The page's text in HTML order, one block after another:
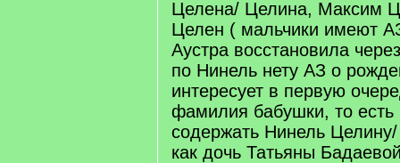
Целена/ Целина, Максим
Целен ( мальчики имеют
Аустра восстановила
по Нинель нету АЗ о
интересует в первую
фамилия бабушки, то есть
содержать Нинель
как дочь Татьяны